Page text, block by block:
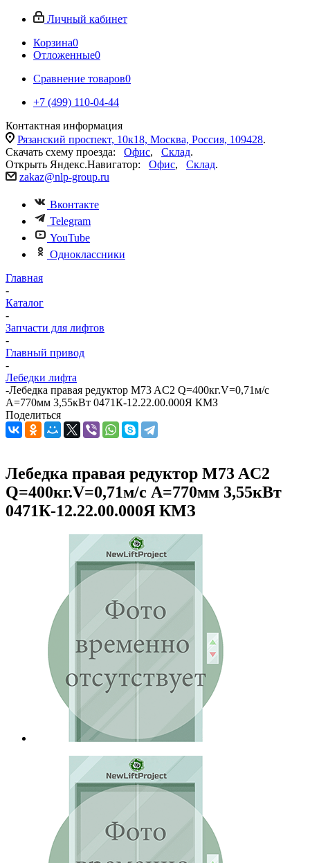
Личный кабинет
Корзина0
Отложенные0
Сравнение товаров0
+7 (499) 110-04-44
Контактная информация
Рязанский проспект, 10к18, Москва, Россия, 109428.
Скачать схему проезда: Офис, Склад.
Открыть Яндекс.Навигатор: Офис, Склад.
zakaz@nlp-group.ru
Вконтакте
Telegram
YouTube
Одноклассники
Главная
-
Каталог
-
Запчасти для лифтов
-
Главный привод
-
Лебедки лифта
-Лебедка правая редуктор M73 AC2 Q=400кг.V=0,71м/с
А=770мм 3,55кВт 0471К-12.22.00.000Я КМЗ
Поделиться
Лебедка правая редуктор M73 AC2
Q=400кг.V=0,71м/с А=770мм 3,55кВт
0471К-12.22.00.000Я КМЗ